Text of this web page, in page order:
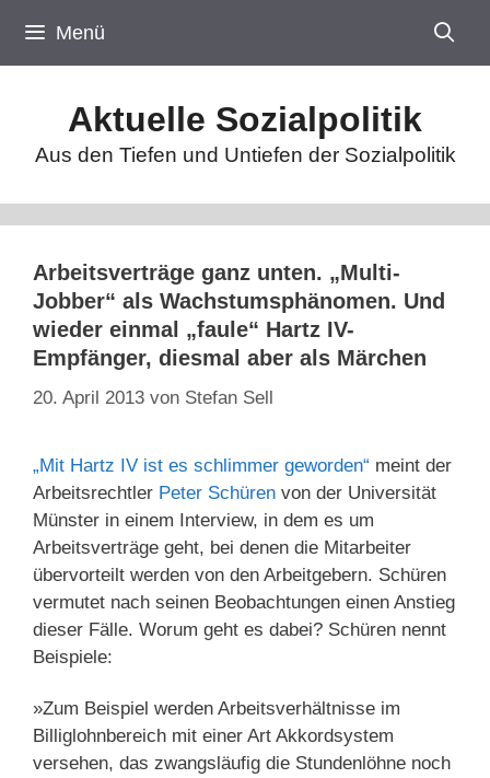
Inhalt
springen
Menü
Aktuelle Sozialpolitik
Aus den Tiefen und Untiefen der Sozialpolitik
Arbeitsverträge ganz unten. „Multi-
Jobber“ als Wachstumsphänomen. Und
wieder einmal „faule“ Hartz IV-
Empfänger, diesmal aber als Märchen
20. April 2013 von Stefan Sell
„Mit Hartz IV ist es schlimmer geworden“ meint der
Arbeitsrechtler Peter Schüren von der Universität
Münster in einem Interview, in dem es um
Arbeitsverträge geht, bei denen die Mitarbeiter
übervorteilt werden von den Arbeitgebern. Schüren
vermutet nach seinen Beobachtungen einen Anstieg
dieser Fälle. Worum geht es dabei? Schüren nennt
Beispiele:
»Zum Beispiel werden Arbeitsverhältnisse im
Billiglohnbereich mit einer Art Akkordsystem
versehen, das zwangsläufig die Stundenlöhne noch